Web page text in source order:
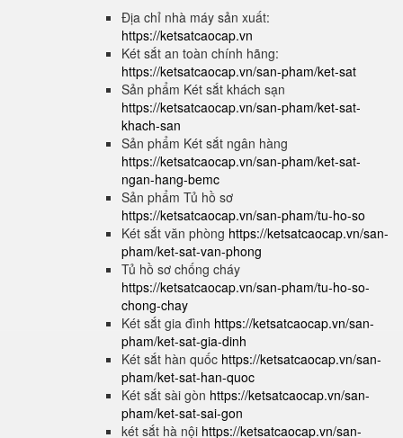
Địa chỉ nhà máy sản xuất:
https://ketsatcaocap.vn
Két sắt an toàn chính hãng:
https://ketsatcaocap.vn/san-pham/ket-sat
Sản phẩm Két sắt khách sạn
https://ketsatcaocap.vn/san-pham/ket-sat-
khach-san
Sản phẩm Két sắt ngân hàng
https://ketsatcaocap.vn/san-pham/ket-sat-
ngan-hang-bemc
Sản phẩm Tủ hồ sơ
https://ketsatcaocap.vn/san-pham/tu-ho-so
Két sắt văn phòng https://ketsatcaocap.vn/san-
pham/ket-sat-van-phong
Tủ hồ sơ chống cháy
https://ketsatcaocap.vn/san-pham/tu-ho-so-
chong-chay
Két sắt gia đình https://ketsatcaocap.vn/san-
pham/ket-sat-gia-dinh
Két sắt hàn quốc https://ketsatcaocap.vn/san-
pham/ket-sat-han-quoc
Két sắt sài gòn https://ketsatcaocap.vn/san-
pham/ket-sat-sai-gon
két sắt hà nội https://ketsatcaocap.vn/san-